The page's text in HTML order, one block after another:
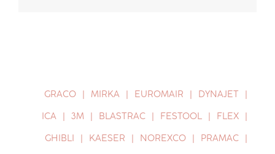
GRACO MIRKA EUROMAIR
DYNAJET
ICA
3M BLASTRAC FESTOOL
FLEX
GHIBLI
KAESER NOREXCO
PRAMAC